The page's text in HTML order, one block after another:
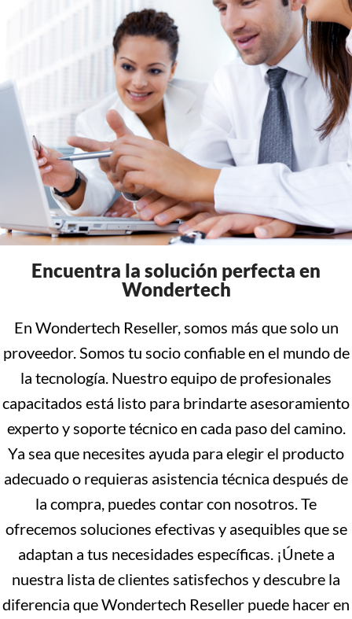
Encuentra la solución perfecta en
Wondertech
En Wondertech Reseller, somos más que solo un
proveedor. Somos tu socio confiable en el mundo de
la tecnología. Nuestro equipo de profesionales
capacitados está listo para brindarte asesoramiento
experto y soporte técnico en cada paso del camino.
Ya sea que necesites ayuda para elegir el producto
adecuado o requieras asistencia técnica después de
la compra, puedes contar con nosotros. Te
ofrecemos soluciones efectivas y asequibles que se
adaptan a tus necesidades específicas. ¡Únete a
nuestra lista de clientes satisfechos y descubre la
diferencia que Wondertech Reseller puede hacer en